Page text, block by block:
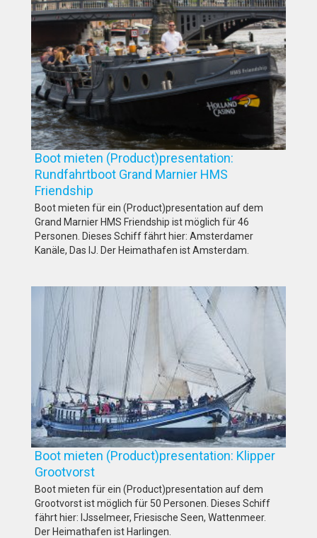
Boot mieten (Product)presentation:
Rundfahrtboot Grand Marnier HMS
Friendship
Boot mieten für ein (Product)presentation auf dem
Grand Marnier HMS Friendship ist möglich für 46
Personen. Dieses Schiff fährt hier: Amsterdamer
Kanäle, Das IJ. Der Heimathafen ist Amsterdam.
Boot mieten (Product)presentation: Klipper
Grootvorst
Boot mieten für ein (Product)presentation auf dem
Grootvorst ist möglich für 50 Personen. Dieses Schiff
fährt hier: IJsselmeer, Friesische Seen, Wattenmeer.
Der Heimathafen ist Harlingen.